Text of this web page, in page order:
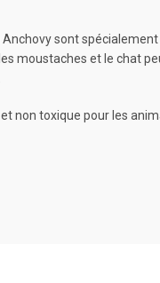
Anchovy sont
moustaches et le chat
non toxique pour les